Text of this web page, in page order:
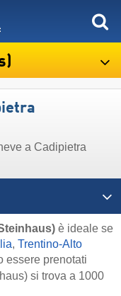
a Cadipietra
è ideale se
, Trentino-Alto
essere prenotati
si trova a 1000